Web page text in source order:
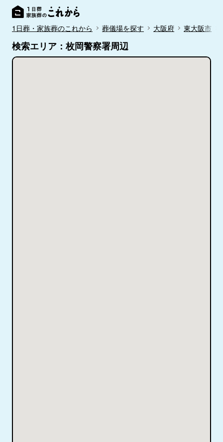
1日葬・家族葬のこれから 葬儀場を探す 大阪府 東大阪市
検索エリア：枚岡警察署周辺